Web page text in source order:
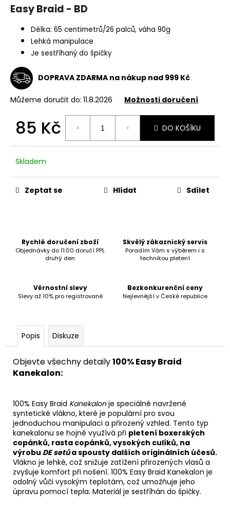
Easy Braid - BD
Délka: 65 centimetrů/26 palců, váha 90g
Lehká manipulace
Je sestříhaný do špičky
DOPRAVA ZDARMA na nákup nad 999 Kč
Můžeme doručit do: 11.8.2026 Možnosti doručení
85 Kč DO KOŠÍKU
Skladem
Zeptat se Hlídat Sdílet
Rychlé doručení zboží
Objednávky do 11:00 doručí PPL
druhý den
Skvělý zákaznický servis
Poradím Vám s výběrem i s
technikou pletení
Věrnostní slevy
Slevy až 10% pro registrované
Bezkonkurenční ceny
Nejlevnější v České republice
Popis Diskuze
Objevte všechny detaily100% Easy Braid
Kanekalon:
100% Easy Braid Kanekalonje speciálně navržené
syntetické vlákno, které je populární pro svou
jednoduchou manipulaci a přirozený vzhled. Tento typ
kanekalonu se hojně využívá při pletení boxerských
copánků, rasta copánků, vysokých culíků, na
výrobu DE setůa spousty dalších originálních účesů.
Vlákno je lehké, což snižuje zatížení přirozených vlasů a
zvyšuje komfort při nošení. 100% Easy Braid Kanekalon je
odolný vůči vysokým teplotám, což umožňuje jeho
úpravu pomocí tepla. Materiál je sestříhán do špičky.
a
?
HLEDAT
D
o
p